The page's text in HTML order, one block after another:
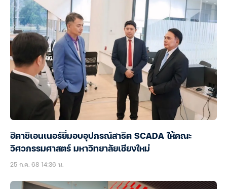
ฮิตาชิเอนเนอร์ยี่มอบอุปกรณ์สาธิต SCADA ให้คณะ
วิศวกรรมศาสตร์ มหาวิทยาลัยเชียงใหม่
25 ก.ค. 68 14:36 น.